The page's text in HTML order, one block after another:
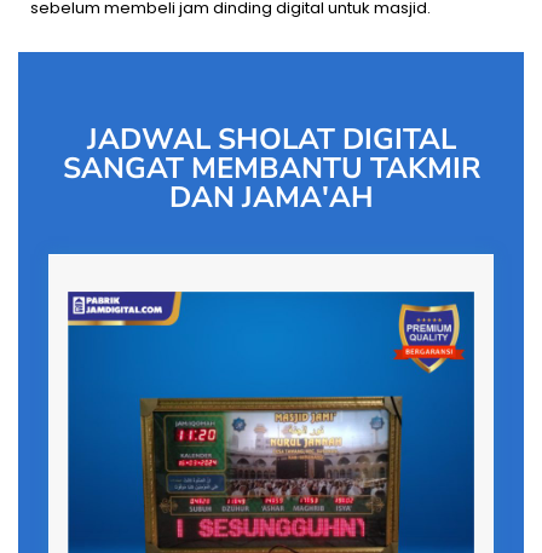
sebelum membeli jam dinding digital untuk masjid.
JADWAL SHOLAT DIGITAL
SANGAT MEMBANTU TAKMIR
DAN JAMA'AH